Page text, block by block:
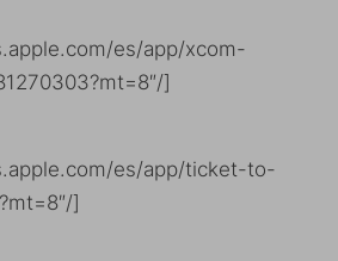
es/app/xcom-
]
es/app/ticket-to-
]